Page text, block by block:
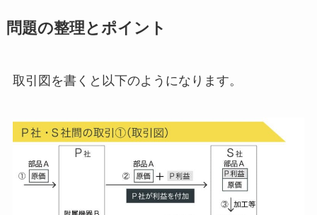
問題の整理とポイント
取引図を書くと以下のようになります。